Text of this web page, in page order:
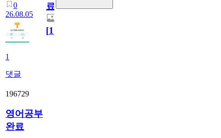
0
26.08.05
1
댓글
료
[1]
196729
영어공부
완료